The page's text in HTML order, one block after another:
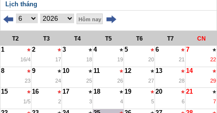
Lịch tháng
Hôm nay
T2 T3 T4 T5 T6 T7 CN
1
16/4
2
17
3
18
4
19
5
20
6
21
7
22
8
23
9
24
10
25
11
26
12
27
13
28
14
29
15
1/5
16
2
17
3
18
4
19
5
20
6
21
7